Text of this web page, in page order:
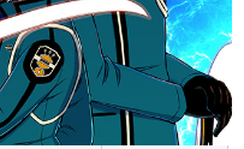
22年12月期 22年11月期
22年8月期 22年7月期
22年4月期 22年3月期